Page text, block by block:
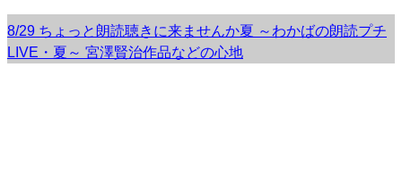
8/29 ちょっと朗読聴きに来ませんか夏 ～わかばの朗読プチ
LIVE・夏～ 宮澤賢治作品などの心地